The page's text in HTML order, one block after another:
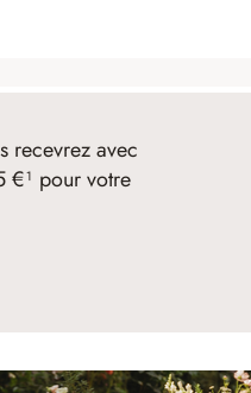
recevrez avec
€¹ pour votre